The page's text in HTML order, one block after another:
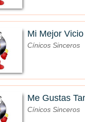
Mi Mejor Vicio
Cínicos Sinceros
Me Gustas
Cínicos Sinceros